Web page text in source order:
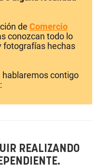
de Comercio
conozcan todo lo
fotografías hechas
hablaremos contigo
REALIZANDO